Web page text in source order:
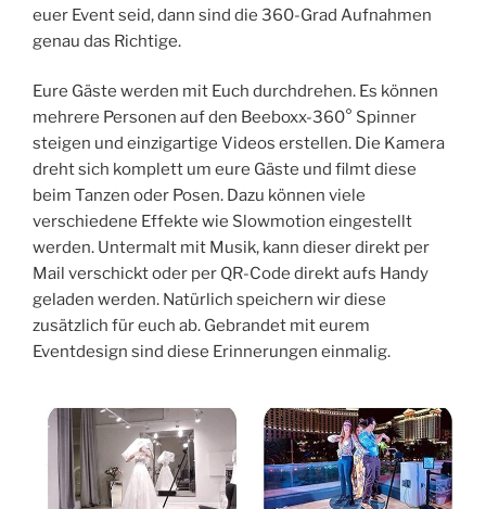
euer Event seid, dann sind die 360-Grad Aufnahmen
genau das Richtige.
Eure Gäste werden mit Euch durchdrehen. Es können
mehrere Personen auf den Beeboxx-360° Spinner
steigen und einzigartige Videos erstellen. Die Kamera
dreht sich komplett um eure Gäste und filmt diese
beim Tanzen oder Posen. Dazu können viele
verschiedene Effekte wie Slowmotion eingestellt
werden. Untermalt mit Musik, kann dieser direkt per
Mail verschickt oder per QR-Code direkt aufs Handy
geladen werden. Natürlich speichern wir diese
zusätzlich für euch ab. Gebrandet mit eurem
Eventdesign sind diese Erinnerungen einmalig.